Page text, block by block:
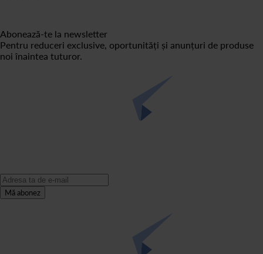
Abonează-te la newsletter
Pentru reduceri exclusive, oportunități și anunțuri de produse
noi înaintea tuturor.
Mă abonez